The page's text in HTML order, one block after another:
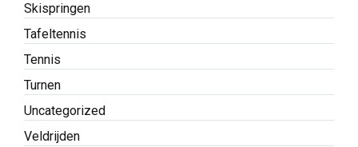
Skispringen
Tafeltennis
Tennis
Turnen
Uncategorized
Veldrijden